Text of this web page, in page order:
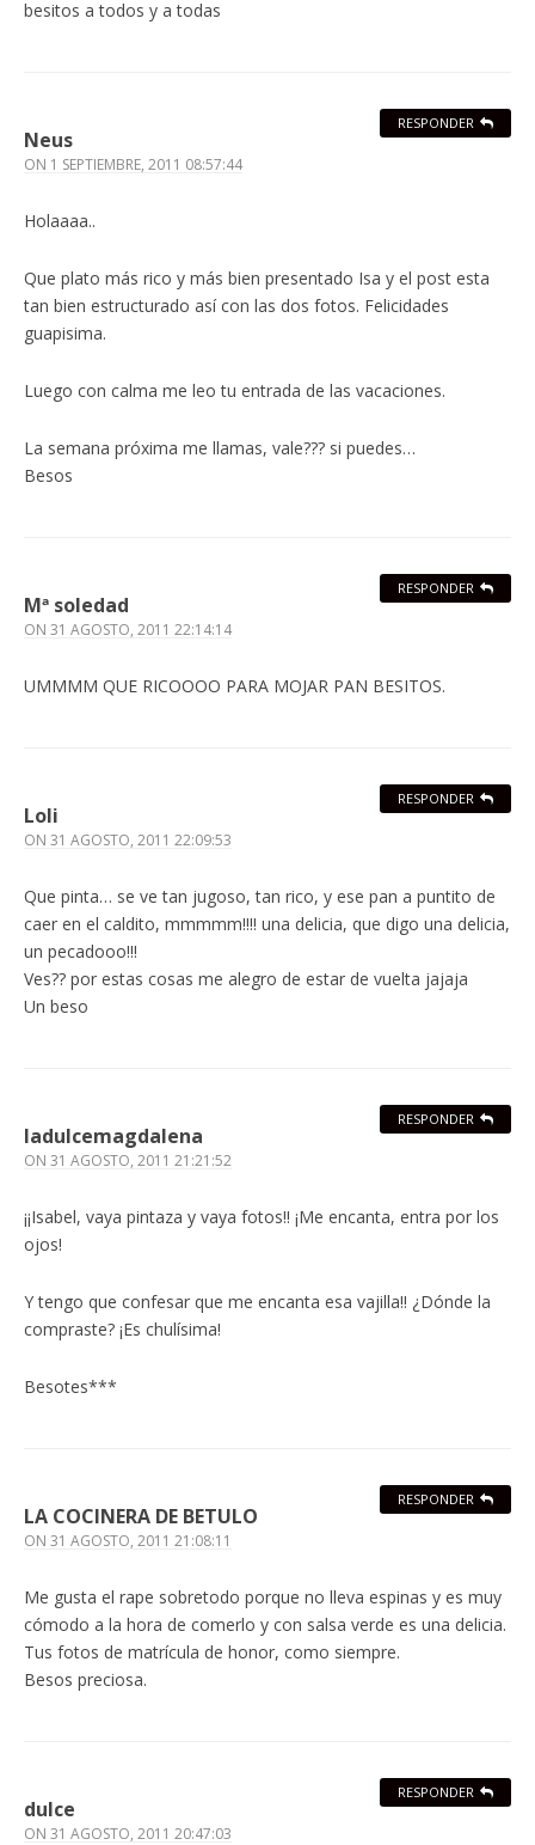
besitos a todos y a todas
Neus
ON 1 SEPTIEMBRE, 2011 08:57:44
Holaaaa..
Que plato más rico y más bien presentado Isa y el post esta
tan bien estructurado así con las dos fotos. Felicidades
guapisima.
Luego con calma me leo tu entrada de las vacaciones.
La semana próxima me llamas, vale??? si puedes…
Besos
RESPONDER
Mª soledad
ON 31 AGOSTO, 2011 22:14:14
UMMMM QUE RICOOOO PARA MOJAR PAN BESITOS.
RESPONDER
Loli
ON 31 AGOSTO, 2011 22:09:53
Que pinta… se ve tan jugoso, tan rico, y ese pan a puntito de
caer en el caldito, mmmmm!!!! una delicia, que digo una delicia,
un pecadooo!!!
Ves?? por estas cosas me alegro de estar de vuelta jajaja
Un beso
RESPONDER
ladulcemagdalena
ON 31 AGOSTO, 2011 21:21:52
¡¡Isabel, vaya pintaza y vaya fotos!! ¡Me encanta, entra por los
ojos!
Y tengo que confesar que me encanta esa vajilla!! ¿Dónde la
compraste? ¡Es chulísima!
Besotes***
RESPONDER
LA COCINERA DE BETULO
ON 31 AGOSTO, 2011 21:08:11
Me gusta el rape sobretodo porque no lleva espinas y es muy
cómodo a la hora de comerlo y con salsa verde es una delicia.
Tus fotos de matrícula de honor, como siempre.
Besos preciosa.
RESPONDER
dulce
ON 31 AGOSTO, 2011 20:47:03
RESPONDER